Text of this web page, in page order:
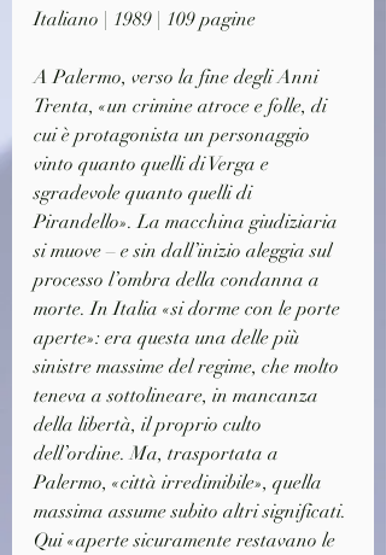
Italiano | 1989 | 109 pagine
A Palermo, verso la fine degli Anni
Trenta, «un crimine atroce e folle, di
cui è protagonista un personaggio
vinto quanto quelli di Verga e
sgradevole quanto quelli di
Pirandello». La macchina giudiziaria
si muove – e sin dall’inizio aleggia sul
processo l’ombra della condanna a
morte. In Italia «si dorme con le porte
aperte»: era questa una delle più
sinistre massime del regime, che molto
teneva a sottolineare, in mancanza
della libertà, il proprio culto
dell’ordine. Ma, trasportata a
Palermo, «città irredimibile», quella
massima assume subito altri significati.
Qui «aperte sicuramente restavano le